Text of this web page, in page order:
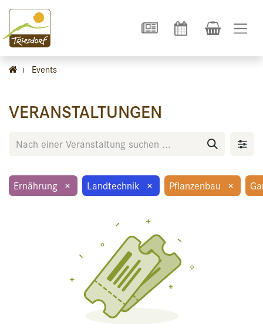
› Events
VERANSTALTUNGEN
Ernährung × Landtechnik × Pflanzenbau ×